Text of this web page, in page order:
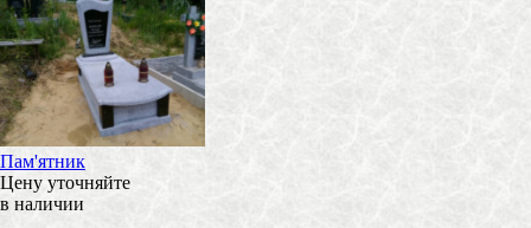
Пам'ятник
Цену уточняйте
в наличии